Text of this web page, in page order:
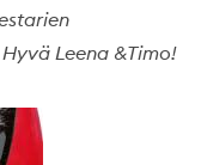
Leena &Timo!